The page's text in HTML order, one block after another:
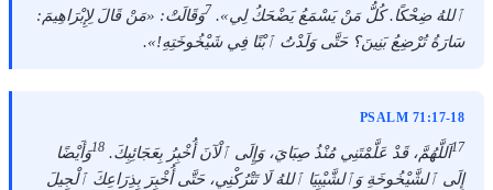
ٱللهُ ضِحْكًا. كُلُّ مَنْ يَسْمَعُ يَضْحَكُ لِي». 7وَقَالَتْ: «مَنْ قَالَ لِإِبْرَاهِيمَ:
سَارَةُ تُرْضِعُ بَنِينَ؟ حَتَّى وَلَدْتُ ٱبْنًا فِي شَيْخُوخَتِهِ!».
PSALM 71:17-18
17اَللَّهُمَّ، قَدْ عَلَّمْتَنِي مُنْذُ صِبَايَ، وَإِلَى ٱلْآنَ أُخْبِرُ بِعَجَائِبِكَ. 18وَأَيْضًا
إِلَى ٱلشَّيْخُوخَةِ وَٱلشَّيْبِيَا ٱللهُ لَا تَتْرُكْنِي، حَتَّى أُخْبِرَ بِذِرَاعِكَ ٱلْجِيلَ